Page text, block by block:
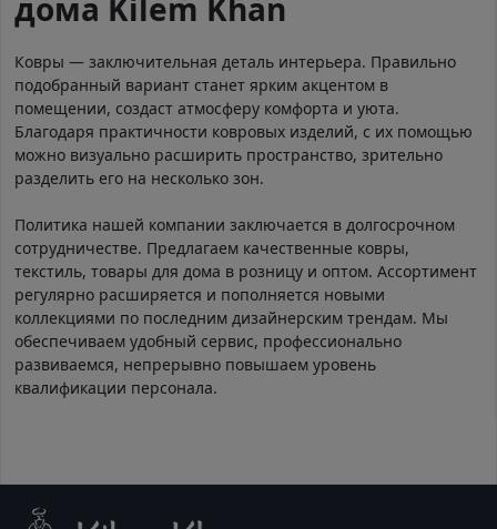
дома Kilem Khan
Ковры — заключительная деталь интерьера. Правильно
подобранный вариант станет ярким акцентом в
помещении, создаст атмосферу комфорта и уюта.
Благодаря практичности ковровых изделий, с их помощью
можно визуально расширить пространство, зрительно
разделить его на несколько зон.
Политика нашей компании заключается в долгосрочном
сотрудничестве. Предлагаем качественные ковры,
текстиль, товары для дома в розницу и оптом. Ассортимент
регулярно расширяется и пополняется новыми
коллекциями по последним дизайнерским трендам. Мы
обеспечиваем удобный сервис, профессионально
развиваемся, непрерывно повышаем уровень
квалификации персонала.